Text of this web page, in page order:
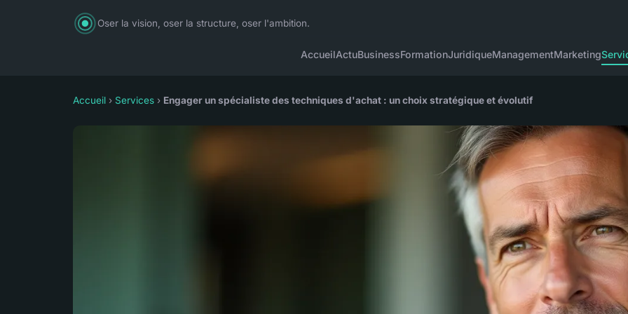
Oser la vision, oser la structure, oser l'ambition.
AccueilActuBusinessFormationJuridiqueManagementMarketing
Accueil › Services › Engager un spécialiste des techniques d'achat : un choix stratégique et évolutif